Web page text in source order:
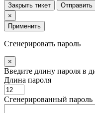
Закрыть тикет
Отправить
×
Применить
Сгенерировать пароль
×
Введите длину пароля в
Длина пароля
Сгенерированный пароль